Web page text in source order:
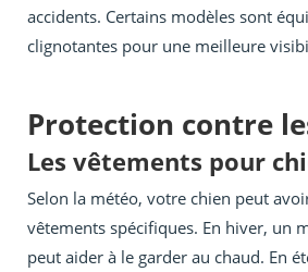
accidents. Certains modèles sont
clignotantes pour une meilleure
Protection contre
Les vêtements pour
Selon la météo, votre chien peut
vêtements spécifiques. En hiver, un
peut aider à le garder au chaud. En